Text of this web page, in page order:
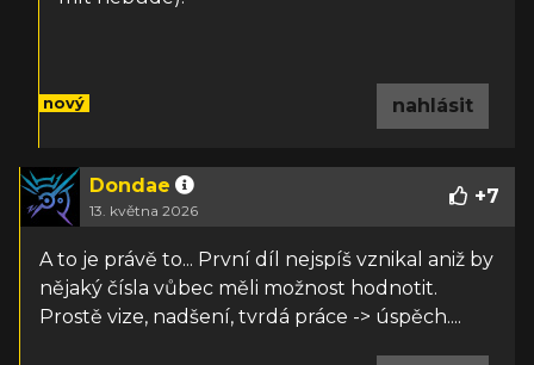
nový nahlásit
Dondae
13. května 2026
+7
A to je právě to... První díl nejspíš vznikal aniž by
nějaký čísla vůbec měli možnost hodnotit.
Prostě vize, nadšení, tvrdá práce -> úspěch....